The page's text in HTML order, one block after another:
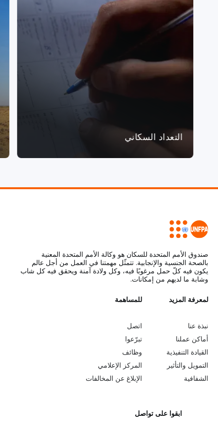
التعداد السكاني
صندوق الأمم المتحدة للسكان هو وكالة الأمم المتحدة المعنية
بالصحة الجنسية والإنجابية. تتمثّل مهمتنا في العمل من أجل عالم
يكون فيه كلّ حمل مرغوبًا فيه، وكل ولادة آمنة ويحقق فيه كل شاب
وشابة ما لديهم من إمكانات.
L
e
a
r
n
لمعرفة المزيد
نبذة عنا
أماكن عملنا
القيادة التنفيذية
التمويل والتأثير
الشفافية
G
o
b
e
y
n
للمساهمة
اتصل
تبرّعوا
وظائف
المركز الإعلامي
الإبلاغ عن المخالفات
ابقوا على تواصل